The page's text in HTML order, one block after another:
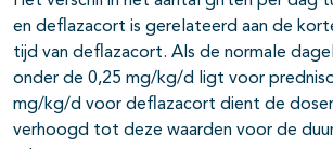
en deflazacort is gerelateerd aan de
tijd van deflazacort. Als de normale
onder de 0,25 mg/kg/d ligt voor
mg/kg/d voor deflazacort dient de
verhoogd tot deze waarden voor de